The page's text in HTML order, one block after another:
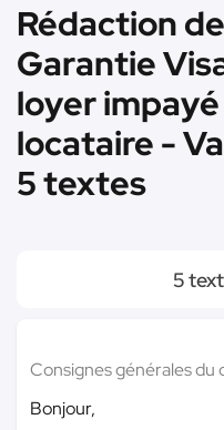
Rédaction
Garantie
loyer
locataire -
5 textes
5
Consignes générales du
Bonjour,